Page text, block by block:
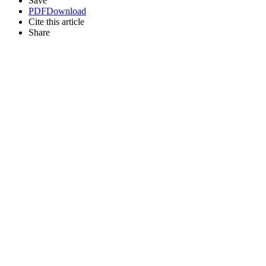
PDFDownload
Cite this article
Share